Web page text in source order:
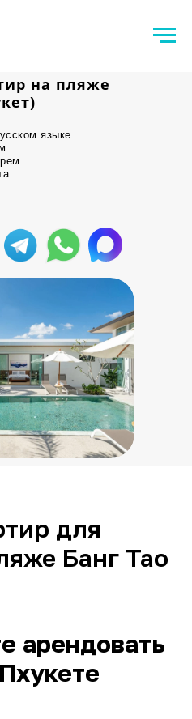
на пляже
языке
для
Банг Тао
арендовать